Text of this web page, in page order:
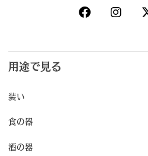
用途で見る
装い
食の器
酒の器